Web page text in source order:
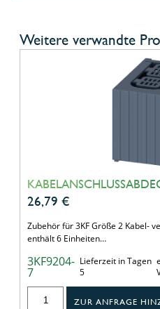
Weitere verwandte
26,79 €
Zubehör für 3KF Größe 2 Kabel-
enthält 6 Einheiten…
3KF9204-
7
Lieferzeit in Tagen
5
ZUR ANFRAGE